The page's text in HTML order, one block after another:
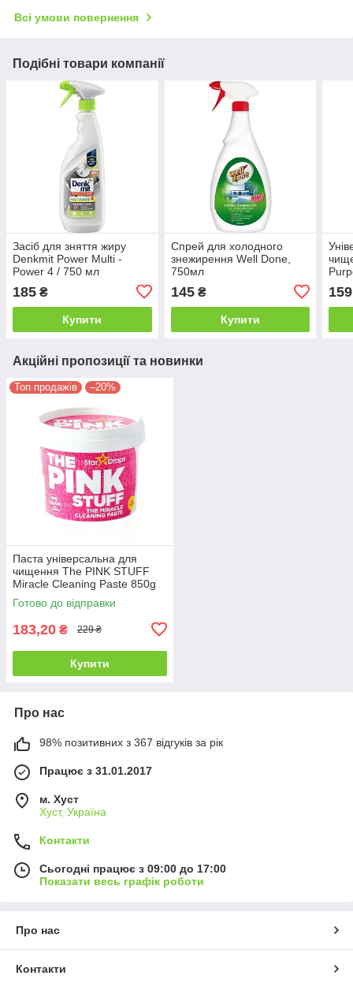
Всі умови повернення
Подібні товари компанії
Засіб для зняття жиру
Denkmit Power Multi -
Power 4 / 750 мл
185 ₴
Купити
Спрей для холодного
знежирення Well Done,
750мл
145₴
Купити
159
Акційні пропозиції та новинки
Топ продажів –20%
Паста універсальна для
чищення The PINK STUFF
Miracle Cleaning Paste 850g
Готово до відправки
183,20 ₴ 229 ₴
Купити
Про нас
98% позитивних з 367 відгуків за рік
Працює з 31.01.2017
м. Хуст
Хуст, Україна
Контакти
Сьогодні працює з 09:00 до 17:00
Показати весь графік роботи
Про нас
Контакти